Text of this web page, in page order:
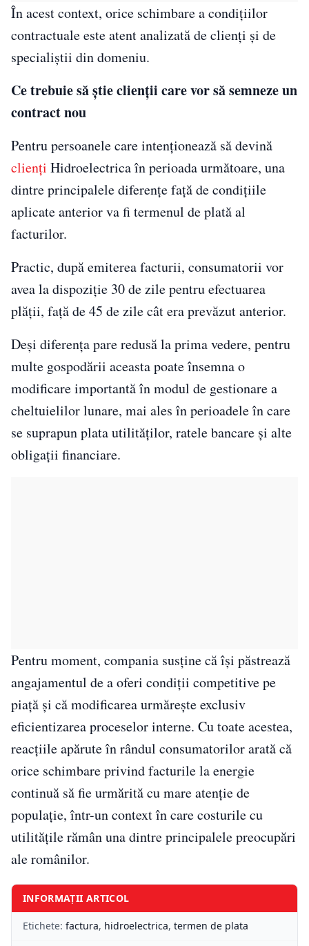
În acest context, orice schimbare a condițiilor
contractuale este atent analizată de clienți și de
specialiștii din domeniu.
Ce trebuie să știe clienții care vor să semneze un
contract nou
Pentru persoanele care intenționează să devină
clienți Hidroelectrica în perioada următoare, una
dintre principalele diferențe față de condițiile
aplicate anterior va fi termenul de plată al
facturilor.
Practic, după emiterea facturii, consumatorii vor
avea la dispoziție 30 de zile pentru efectuarea
plății, față de 45 de zile cât era prevăzut anterior.
Deși diferența pare redusă la prima vedere, pentru
multe gospodării aceasta poate însemna o
modificare importantă în modul de gestionare a
cheltuielilor lunare, mai ales în perioadele în care
se suprapun plata utilităților, ratele bancare și alte
obligații financiare.
Pentru moment, compania susține că își păstrează
angajamentul de a oferi condiții competitive pe
piață și că modificarea urmărește exclusiv
eficientizarea proceselor interne. Cu toate acestea,
reacțiile apărute în rândul consumatorilor arată că
orice schimbare privind facturile la energie
continuă să fie urmărită cu mare atenție de
populație, într-un context în care costurile cu
utilitățile rămân una dintre principalele preocupări
ale românilor.
INFORMAȚII ARTICOL
Etichete: factura, hidroelectrica, termen de plata